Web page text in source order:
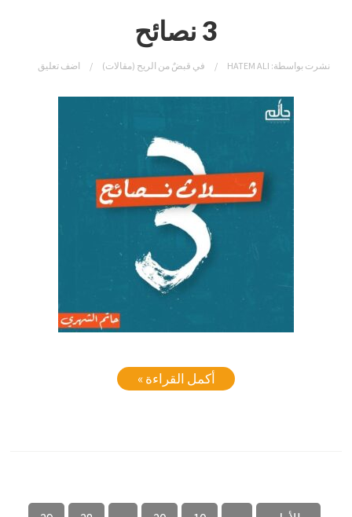
3 نصائح
نشرت بواسطة: HATEM ALI في قبضٌ من الريح (مقالات) اضف تعليق
أكمل القراءة »